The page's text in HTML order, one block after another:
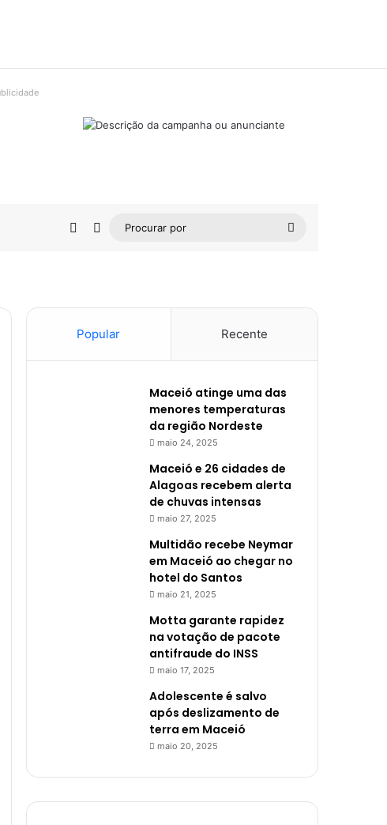
Barra Lateral
Switch skin
Procurar
Popular Recente
Maceió atinge uma das
menores temperaturas
da região Nordeste
maio 24, 2025
Maceió e 26 cidades de
Alagoas recebem alerta
de chuvas intensas
maio 27, 2025
Multidão recebe Neymar
em Maceió ao chegar no
hotel do Santos
maio 21, 2025
Motta garante rapidez
na votação de pacote
antifraude do INSS
maio 17, 2025
Adolescente é salvo
após deslizamento de
terra em Maceió
maio 20, 2025